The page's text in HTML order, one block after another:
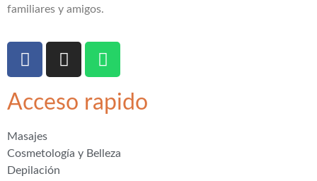
familiares y amigos.
Acceso rapido
Masajes
Cosmetología y Belleza
Depilación